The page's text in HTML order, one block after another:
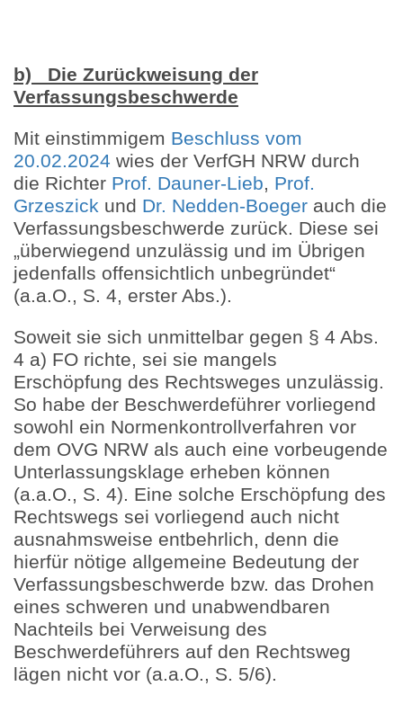
b) Die Zurückweisung der
Verfassungsbeschwerde
Mit einstimmigem Beschluss vom
20.02.2024 wies der VerfGH NRW durch
die Richter Prof. Dauner-Lieb, Prof.
Grzeszick und Dr. Nedden-Boeger auch die
Verfassungsbeschwerde zurück. Diese sei
„überwiegend unzulässig und im Übrigen
jedenfalls offensichtlich unbegründet“
(a.a.O., S. 4, erster Abs.).
Soweit sie sich unmittelbar gegen § 4 Abs.
4 a) FO richte, sei sie mangels
Erschöpfung des Rechtsweges unzulässig.
So habe der Beschwerdeführer vorliegend
sowohl ein Normenkontrollverfahren vor
dem OVG NRW als auch eine vorbeugende
Unterlassungsklage erheben können
(a.a.O., S. 4). Eine solche Erschöpfung des
Rechtswegs sei vorliegend auch nicht
ausnahmsweise entbehrlich, denn die
hierfür nötige allgemeine Bedeutung der
Verfassungsbeschwerde bzw. das Drohen
eines schweren und unabwendbaren
Nachteils bei Verweisung des
Beschwerdeführers auf den Rechtsweg
lägen nicht vor (a.a.O., S. 5/6).